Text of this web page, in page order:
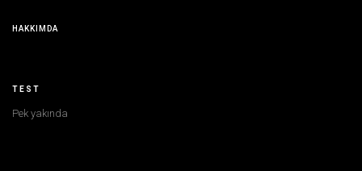
HAKKIMDA
TEST
Pek yakında